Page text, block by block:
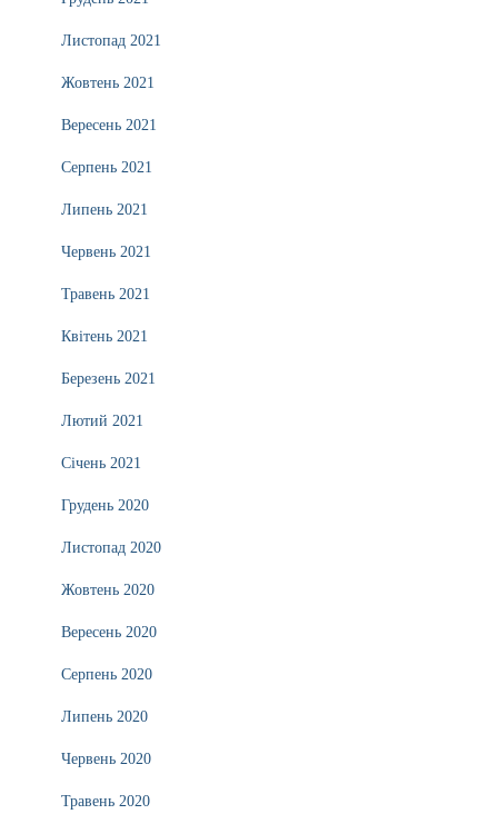
Листопад 2021
Жовтень 2021
Вересень 2021
Серпень 2021
Липень 2021
Червень 2021
Травень 2021
Квітень 2021
Березень 2021
Лютий 2021
Січень 2021
Грудень 2020
Листопад 2020
Жовтень 2020
Вересень 2020
Серпень 2020
Липень 2020
Червень 2020
Травень 2020